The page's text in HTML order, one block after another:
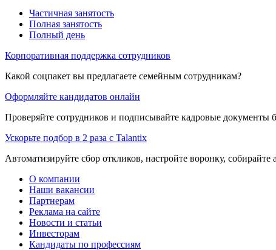
Частичная занятость
Полная занятость
Полный день
Корпоративная поддержка сотрудников
Какой соцпакет вы предлагаете семейным сотрудникам?
Оформляйте кандидатов онлайн
Проверяйте сотрудников и подписывайте кадровые документы
Ускорьте подбор в 2 раза с Talantix
Автоматизируйте сбор откликов, настройте воронку, собирайте
О компании
Наши вакансии
Партнерам
Реклама на сайте
Новости и статьи
Инвесторам
Кандидаты по профессиям